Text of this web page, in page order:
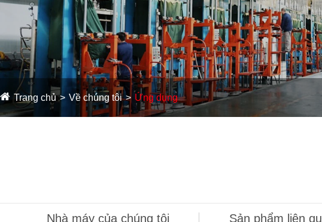
Trang chủ Về chúng tôi Ứng dụng
Nhà máy của chúng tôi Sản phẩm liên